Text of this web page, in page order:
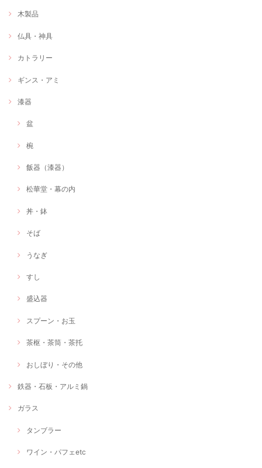
木製品
仏具・神具
カトラリー
ギンス・アミ
漆器
盆
椀
飯器（漆器）
松華堂・幕の内
丼・鉢
そば
うなぎ
すし
盛込器
スプーン・お玉
茶枢・茶筒・茶托
おしぼり・その他
鉄器・石板・アルミ鍋
ガラス
タンブラー
ワイン・パフェetc